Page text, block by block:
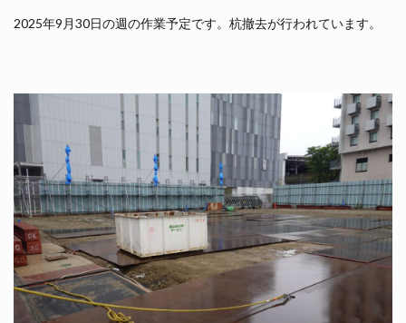
2025年9月30日の週の作業予定です。杭撤去が行われています。